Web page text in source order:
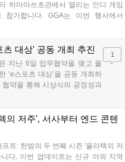
하마마쓰초관에서 열리는 인디 게임
참가합니다. GGA는 이번 행사에서
시리즈의 미공개 작품 12종을 최초
착순으로 특별 굿즈를 증정하며, 인
틀 반응 확인을 목표로 합니다....
대상' 공동 개최 추진
지난 6일 업무협약을 맺고 올
‘e스포츠 대상’을 공동 개최하
약을 통해 시상식의 공정성과
한 미디어 영향력을 확대해 e
되는 이번 시상식이 e스포츠의
는 행사가 되도록 노력하겠다
1
의 저주', 서사부터 엔드 콘텐
트: 한밤의 두 번째 시즌 '울라텍의 저
다. 이번 업데이트는 신규 야외 지역